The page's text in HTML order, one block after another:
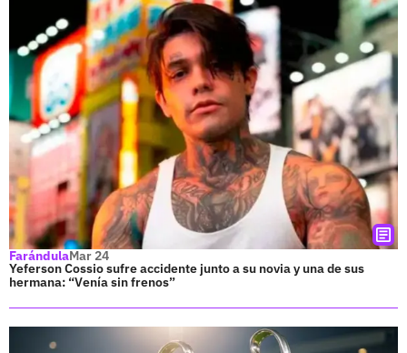
FarándulaMar 24
Yeferson Cossio sufre accidente junto a su novia y una de sus
hermana: “Venía sin frenos”